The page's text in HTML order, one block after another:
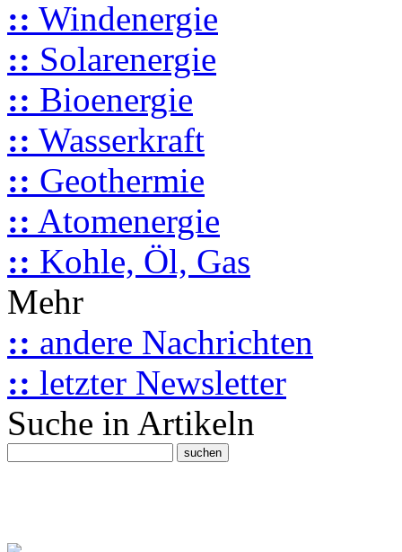
:: Windenergie
:: Solarenergie
:: Bioenergie
:: Wasserkraft
:: Geothermie
:: Atomenergie
:: Kohle, Öl, Gas
Mehr
:: andere Nachrichten
:: letzter Newsletter
Suche in Artikeln